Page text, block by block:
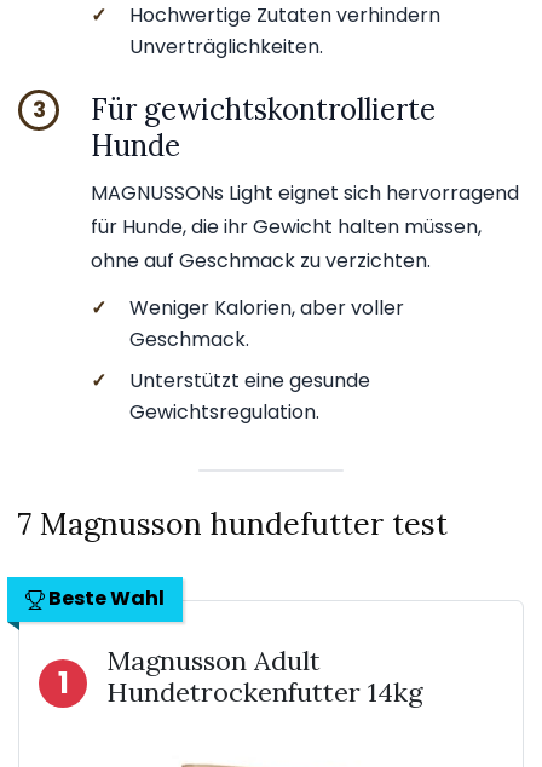
✓
Hochwertige Zutaten verhindern
Unverträglichkeiten.
3
Für gewichtskontrollierte
Hunde
MAGNUSSONs Light eignet sich hervorragend
für Hunde, die ihr Gewicht halten müssen,
ohne auf Geschmack zu verzichten.
✓
Weniger Kalorien, aber voller
Geschmack.
✓
Unterstützt eine gesunde
Gewichtsregulation.
7 Magnusson hundefutter test
Beste Wahl
1
Magnusson Adult
Hundetrockenfutter 14kg